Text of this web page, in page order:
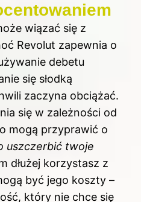
wiązać się z
Revolut zapewnia o
debetu
się słodką
zaczyna obciążać.
się w zależności od
mogą przyprawić o
uszczerbić twoje
dłużej korzystasz z
być jego koszty –
który nie chce się